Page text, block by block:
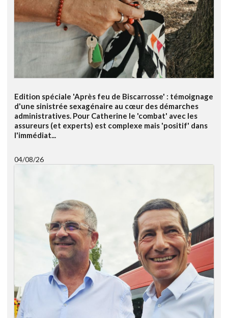
Edition spéciale 'Après feu de Biscarrosse' : témoignage
d'une sinistrée sexagénaire au cœur des démarches
administratives. Pour Catherine le 'combat' avec les
assureurs (et experts) est complexe mais 'positif' dans
l'immédiat...
04/08/26